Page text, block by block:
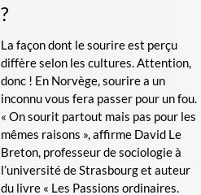
?
La façon dont le sourire est perçu
diffère selon les cultures. Attention,
donc ! En Norvège, sourire a un
inconnu vous fera passer pour un fou.
« On sourit partout mais pas pour les
mêmes raisons », affirme David Le
Breton, professeur de sociologie à
l’université de Strasbourg et auteur
du livre « Les Passions ordinaires.